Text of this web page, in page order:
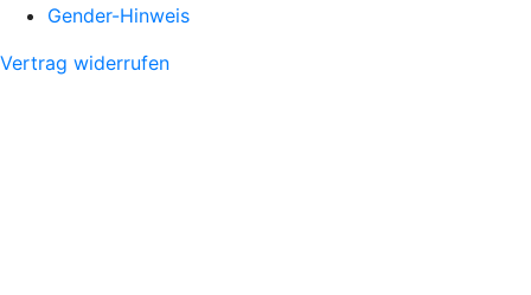
Gender-Hinweis
Vertrag widerrufen